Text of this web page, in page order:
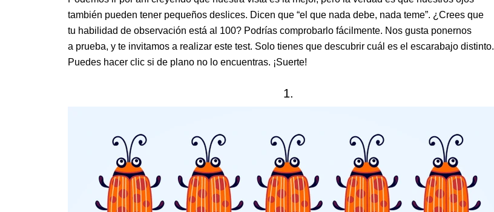
también pueden tener pequeños deslices. Dicen que “el que nada debe, nada teme”. ¿Crees que
tu habilidad de observación está al 100? Podrías comprobarlo fácilmente. Nos gusta ponernos
a prueba, y te invitamos a realizar este test. Solo tienes que descubrir cuál es el escarabajo distinto.
Puedes hacer clic si de plano no lo encuentras. ¡Suerte!
1.